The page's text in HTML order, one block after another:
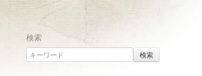
検索
検索